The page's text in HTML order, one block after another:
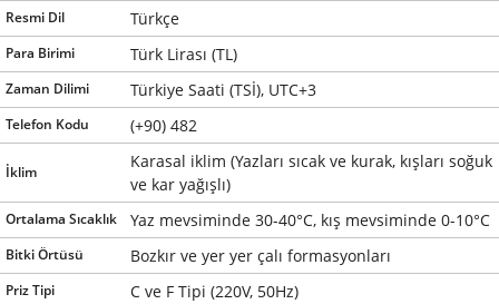
Resmi Dil Türkçe
Para Birimi Türk Lirası (TL)
Zaman Dilimi Türkiye Saati (TSİ), UTC+3
Telefon Kodu (+90) 482
İklim
Karasal iklim (Yazları sıcak ve kurak, kışları soğuk
ve kar yağışlı)
Ortalama Sıcaklık Yaz mevsiminde 30-40°C, kış mevsiminde 0-10°C
Bitki Örtüsü Bozkır ve yer yer çalı formasyonları
Priz Tipi C ve F Tipi (220V, 50Hz)